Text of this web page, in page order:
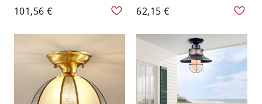
metal negro con pantalla
de vidrio esmerilado - 110
A 120 V 33,02 cm
101,56 €
abajo de vidrio blanco
estilo Shabby Chic - 110 A
120 V Con encaje
62,15 €